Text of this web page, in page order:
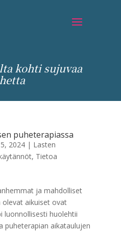
kohti sujuvaa
puheterapiassa
2024| Lasten
, Tietoa
ja mahdolliset
aikuiset ovat
luonnollisesti huolehtii
puheterapian aikataulujen